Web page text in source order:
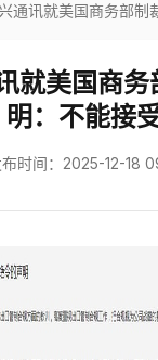
通讯就美国商务部制
就美国商
明：不能接受
布时间：2025-12-18